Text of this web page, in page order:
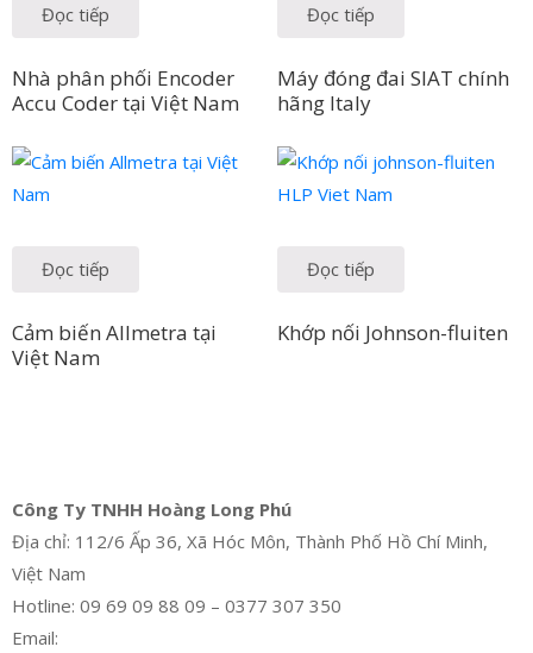
Đọc tiếp
Nhà phân phối Encoder
Accu Coder tại Việt Nam
Đọc tiếp
Máy đóng đai SIAT chính
hãng Italy
Đọc tiếp
Cảm biến Allmetra tại
Việt Nam
Đọc tiếp
Khớp nối Johnson-fluiten
Công Ty TNHH Hoàng Long Phú
Địa chỉ: 112/6 Ấp 36, Xã Hóc Môn, Thành Phố Hồ Chí Minh,
Việt Nam
Hotline: 09 69 09 88 09 – 0377 307 350
Email: